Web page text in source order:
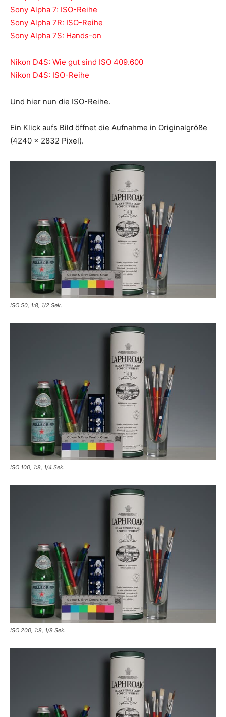
Sony Alpha 7: ISO-Reihe
Sony Alpha 7R: ISO-Reihe
Sony Alpha 7S: Hands-on
Nikon D4S: Wie gut sind ISO 409.600
Nikon D4S: ISO-Reihe
Und hier nun die ISO-Reihe.
Ein Klick aufs Bild öffnet die Aufnahme in Originalgröße
(4240 x 2832 Pixel).
ISO 50, 1:8, 1/2 Sek.
ISO 100, 1:8, 1/4 Sek.
ISO 200, 1:8, 1/8 Sek.